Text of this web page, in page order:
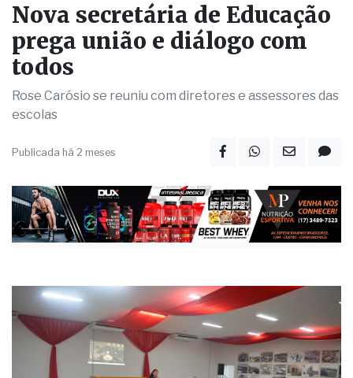
Nova secretária de Educação
prega união e diálogo com
todos
Rose Carósio se reuniu com diretores e assessores das
escolas
Publicada há 2 meses